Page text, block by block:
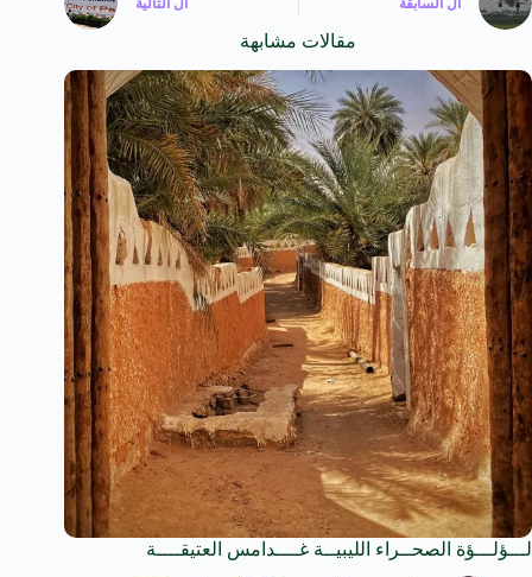
ال السابقة ال التالية
مقالات مشابهة
لـــؤلـــؤة الصحــراء الليبيــة غــــدامس العتيقــــة